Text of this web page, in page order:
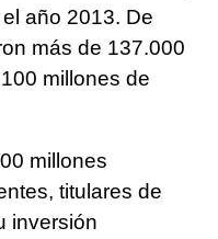
año 2013. De
más de 137.000
millones de
millones
titulares de
inversión